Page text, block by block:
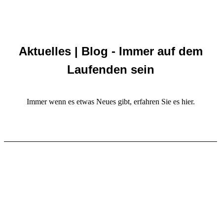
Aktuelles | Blog - Immer auf dem
Laufenden sein
Immer wenn es etwas Neues gibt, erfahren Sie es hier.